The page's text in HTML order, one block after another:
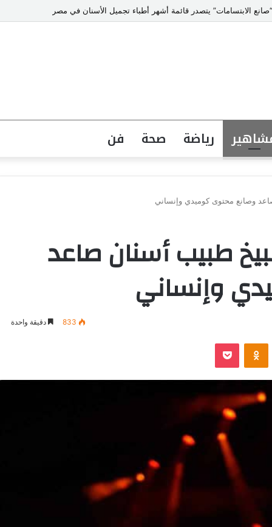
الابتسامات” يتصدر قائمة أشهر أطباء تجميل الأسنان في مصر
رياضة صحة فن
وصانع محتوى كوميدي وإنساني
طبيب أسنان صاعد
وإنساني
833 دقيقة واحدة
Odnoklassniki بوكيت